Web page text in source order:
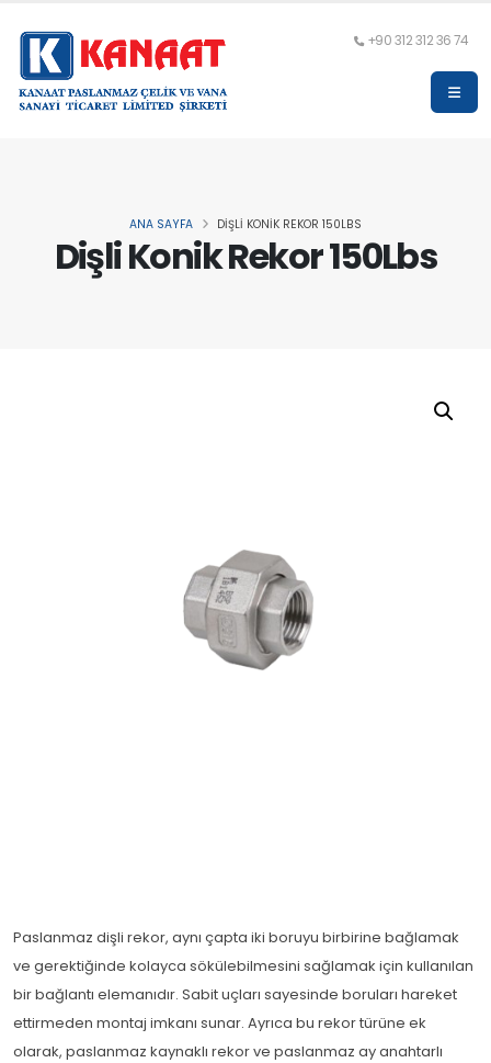
+90 312 312 36 74
Dişli Konik Rekor 150Lbs
ANA SAYFA DIŞLI KONIK REKOR 150LBS
Paslanmaz dişli rekor, aynı çapta iki boruyu birbirine bağlamak
ve gerektiğinde kolayca sökülebilmesini sağlamak için kullanılan
bir bağlantı elemanıdır. Sabit uçları sayesinde boruları hareket
ettirmeden montaj imkanı sunar. Ayrıca bu rekor türüne ek
olarak, paslanmaz kaynaklı rekor ve paslanmaz ay anahtarlı